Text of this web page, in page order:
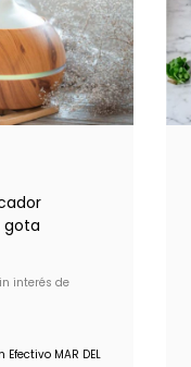
gota
interés de
Efectivo MAR DEL